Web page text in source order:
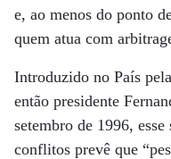
e, ao menos do ponto
quem atua com
Introduzido no País
então presidente
setembro de 1996,
conflitos prevê que